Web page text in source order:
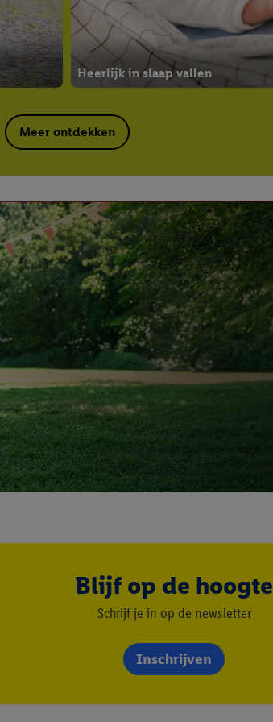
Heerlijk in slaap vallen
Meer ontdekken
Blijf op de hoogte
Schrijf je in op de newsletter
Inschrijven